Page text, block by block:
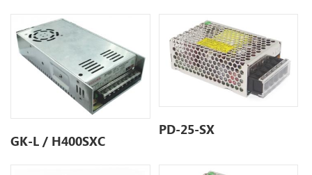
GK-L / H400SXC
PD-25-SX